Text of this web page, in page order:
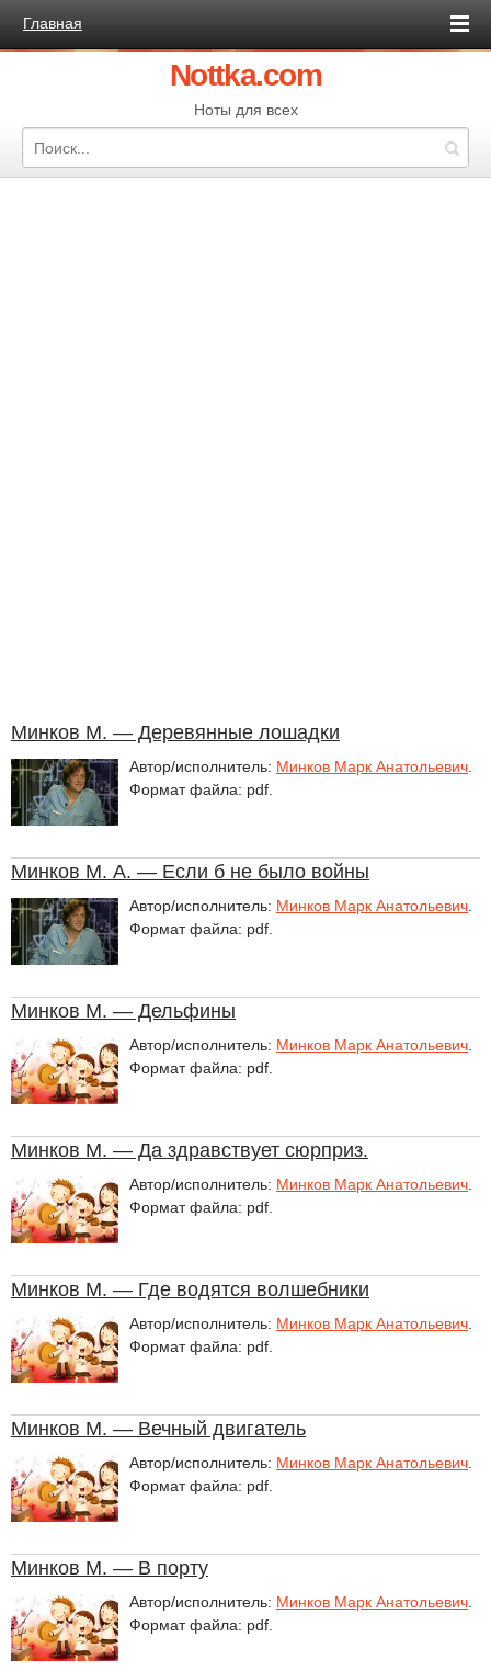
Главная
Nottka.com
Ноты для всех
Минков М. — Деревянные лошадки
Автор/исполнитель: Минков Марк Анатольевич
Формат файла: pdf.
Минков М. А. — Если б не было войны
Автор/исполнитель: Минков Марк Анатольевич
Формат файла: pdf.
Минков М. — Дельфины
Автор/исполнитель: Минков Марк Анатольевич
Формат файла: pdf.
Минков М. — Да здравствует сюрприз.
Автор/исполнитель: Минков Марк Анатольевич
Формат файла: pdf.
Минков М. — Где водятся волшебники
Автор/исполнитель: Минков Марк Анатольевич
Формат файла: pdf.
Минков М. — Вечный двигатель
Автор/исполнитель: Минков Марк Анатольевич
Формат файла: pdf.
Минков М. — В порту
Автор/исполнитель: Минков Марк Анатольевич
Формат файла: pdf.